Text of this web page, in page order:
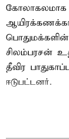
கோலாகலமாக
பொதுமக்களின்
சிலம்பரசன்
தீவிர
ஈடுபட்டனர்.